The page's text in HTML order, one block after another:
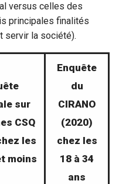
versus celles des
principales finalités
servir la société).
sur
CSQ
les
moins
Enquête
du
CIRANO
(2020)
chez les
18 à 34
ans